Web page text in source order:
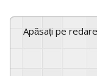
Apăsați pe